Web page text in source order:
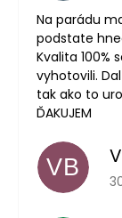
Na parádu
podstate
Kvalita 100%
vyhotovili.
tak ako to
ĎAKUJEM
VB